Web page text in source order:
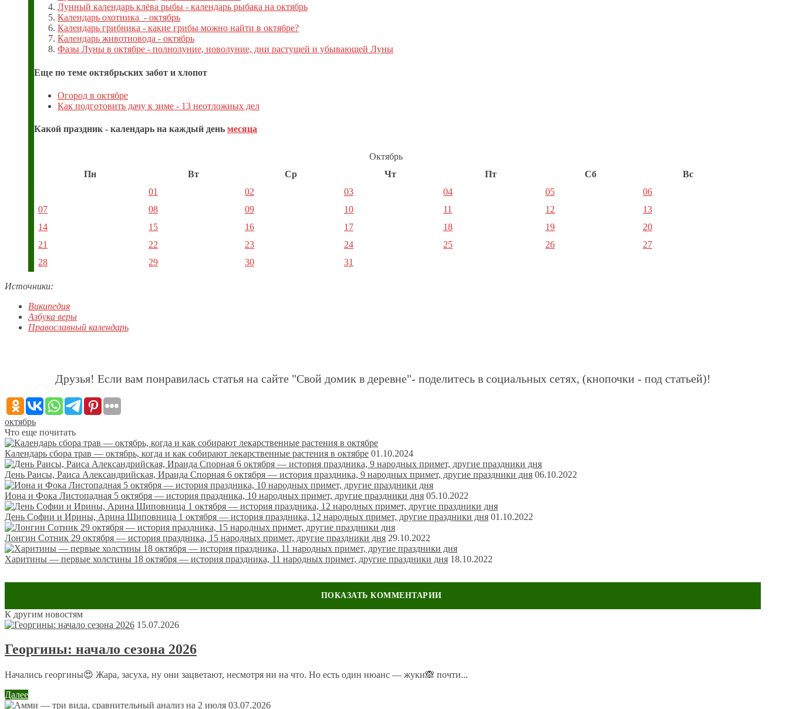
Лунный календарь клёва рыбы - календарь рыбака на октябрь
Календарь охотника - октябрь
Календарь грибника - какие грибы можно найти в октябре?
Календарь животновода - октябрь
Фазы Луны в октябре - полнолуние, новолуние, дни растущей и убывающей Луны
Еще по теме октябрьских забот и хлопот
Огород в октябре
Как подготовить дачу к зиме - 13 неотложных дел
Какой праздник - календарь на каждый день месяца
Октябрь
Пн
Вт Ср Чт Пт Сб
Вс
01
02 03 04 05
06
07
08 09 10 11 12
13
14
15 16 17 18 19
20
21
22 23 24 25 26
27
28
29 30 31
Источники:
Википедия
Азбука веры
Православный календарь
Друзья! Если вам понравилась статья на сайте "Свой домик в деревне"- поделитесь в социальных сетях, (кнопочки - под статьей)!
октябрь
Что еще почитать
Календарь сбора трав — октябрь, когда и как собирают лекарственные растения в октябре 01.10.2024
День Раисы, Раиса Александрийская, Ираида Спорная 6 октября — история праздника, 9 народных примет, другие праздники дня 06.10.2022
Иона и Фока Листопадная 5 октября — история праздника, 10 народных примет, другие праздники дня 05.10.2022
День Софии и Ирины, Арина Шиповница 1 октября — история праздника, 12 народных примет, другие праздники дня 01.10.2022
Лонгин Сотник 29 октября — история праздника, 15 народных примет, другие праздники дня 29.10.2022
Харитины — первые холстины 18 октября — история праздника, 11 народных примет, другие праздники дня 18.10.2022
Оставить комментарий
Ваш адрес email не будет опубликован.
Обязательные поля помечены
К другим новостям
15.07.2026
Георгины: начало сезона 2026
Начались георгины😍 Жара, засуха, ну они зацветают, несмотря ни на что. Но есть один нюанс — жуки🙈 почти...
Далее
03.07.2026